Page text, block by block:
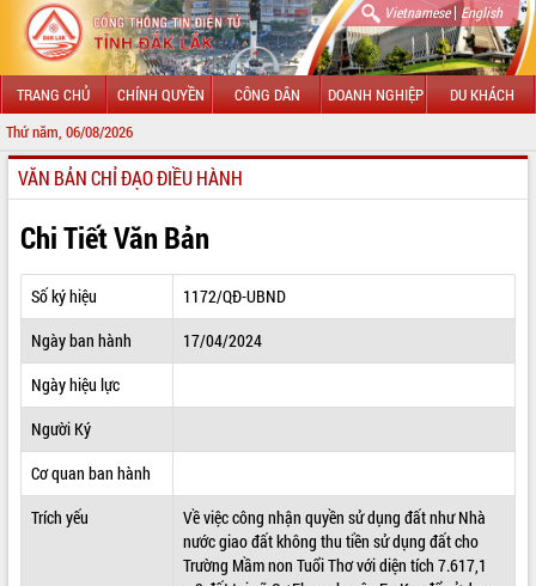
Vietnamese| English
TRANG CHỦ CHÍNH QUYỀN CÔNG DÂN DOANH NGHIỆP DU KHÁCH
Thứ năm, 06/08/2026
GIỚI THIỆU
LÃNH ĐẠO UBND TỈNH
TIN TỨC SỰ KIỆN
SỞ, BAN, NGÀNH
THÔNG TIN CHỈ ĐẠO ĐIỀU HÀNH
HỆ THỐNG VĂN BẢN
VĂN BẢN HĐND TỈNH
VĂN BẢN CHỈ ĐẠO ĐIỀU HÀNH
Chi Tiết Văn Bản
Số ký hiệu
1172/QĐ-UBND
Ngày ban hành
17/04/2024
Ngày hiệu lực
Người Ký
Cơ quan ban hành
Trích yếu
Về việc công nhận quyền sử dụng đất như Nhà
nước giao đất không thu tiền sử dụng đất cho
Trường Mầm non Tuổi Thơ với diện tích 7.617,1